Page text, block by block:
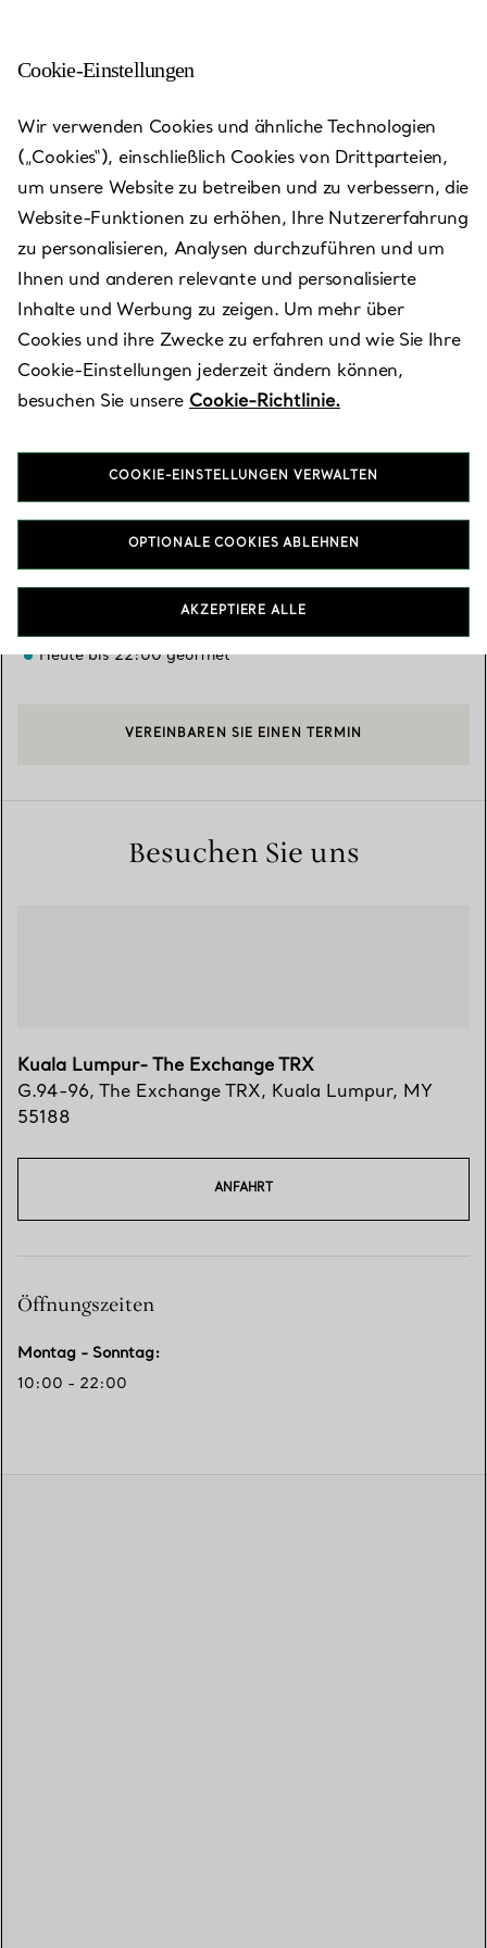
Kuala
Lumpur- The
Exchange
TRX
Heute bis 22:00 geöffnet
VEREINBAREN SIE EINEN TERMIN
Besuchen Sie uns
Kuala Lumpur- The Exchange TRX
G.94-96, The Exchange TRX, Kuala Lumpur, MY
55188
ANFAHRT
Öffnungszeiten
Montag - Sonntag:
10:00 - 22:00
Cookie-Einstellungen
Wir verwenden Cookies und ähnliche Technologien
(„Cookies“), einschließlich Cookies von Drittparteien,
um unsere Website zu betreiben und zu verbessern, die
Website-Funktionen zu erhöhen, Ihre Nutzererfahrung
zu personalisieren, Analysen durchzuführen und um
Ihnen und anderen relevante und personalisierte
Inhalte und Werbung zu zeigen. Um mehr über
Cookies und ihre Zwecke zu erfahren und wie Sie Ihre
Cookie-Einstellungen jederzeit ändern können,
besuchen Sie unsere Cookie-Richtlinie.
COOKIE-EINSTELLUNGEN VERWALTEN
OPTIONALE COOKIES ABLEHNEN
AKZEPTIERE ALLE